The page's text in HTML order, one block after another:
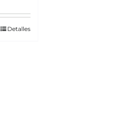
Detalles